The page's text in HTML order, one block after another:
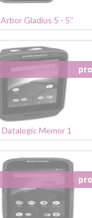
Arbor Gladius 5 - 5''
Datalogic Memor 1